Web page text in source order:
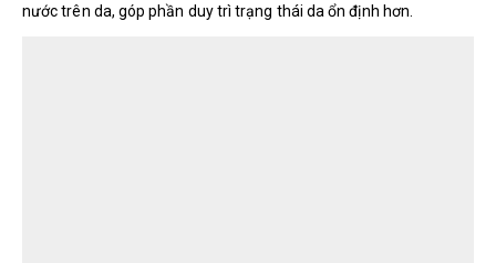
nước trên da, góp phần duy trì trạng thái da ổn định hơn.